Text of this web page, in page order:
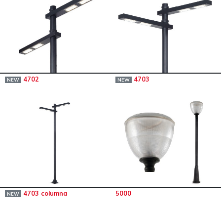
NEW 4702 NEW 4703
NEW 4703 columna 5000